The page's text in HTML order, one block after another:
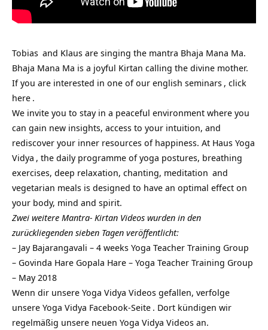
Tobias and Klaus are singing the mantra Bhaja Mana Ma.
Bhaja Mana Ma is a joyful Kirtan calling the divine mother.
If you are interested in one of our english seminars , click
here .
We invite you to stay in a peaceful environment where you
can gain new insights, access to your intuition, and
rediscover your inner resources of happiness. At Haus Yoga
Vidya , the daily programme of yoga postures, breathing
exercises, deep relaxation, chanting, meditation and
vegetarian meals is designed to have an optimal effect on
your body, mind and spirit.
Zwei weitere Mantra- Kirtan Videos wurden in den
zurückliegenden sieben Tagen veröffentlicht:
– Jay Bajarangavali – 4 weeks Yoga Teacher Training Group
– Govinda Hare Gopala Hare – Yoga Teacher Training Group
– May 2018
Wenn dir unsere Yoga Vidya Videos gefallen, verfolge
unsere Yoga Vidya Facebook-Seite . Dort kündigen wir
regelmäßig unsere neuen Yoga Vidya Videos an.